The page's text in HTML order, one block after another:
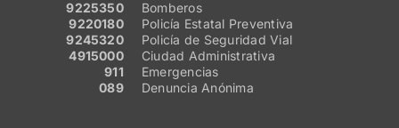
9225350
Bomberos
9220180
Policía Estatal Preventiva
9245320
Policía de Seguridad Vial
4915000
Ciudad Administrativa
911
Emergencias
089
Denuncia Anónima